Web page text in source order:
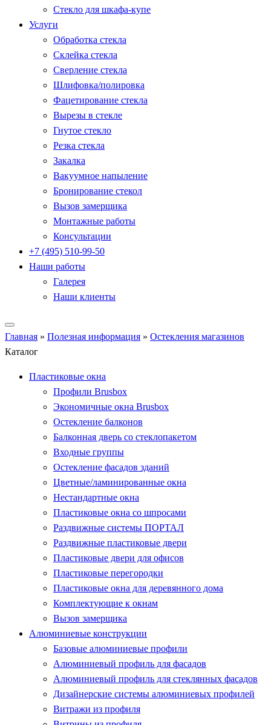
Стекло для шкафа-купе
Услуги
Обработка стекла
Склейка стекла
Сверление стекла
Шлифовка/полировка
Фацетирование стекла
Вырезы в стекле
Гнутое стекло
Резка стекла
Закалка
Вакуумное напыление
Бронирование стекол
Вызов замерщика
Монтажные работы
Консультации
+7 (495) 510-99-50
Наши работы
Галерея
Наши клиенты
Главная » Полезная информация » Остекления магазинов
Каталог
Пластиковые окна
Профили Brusbox
Экономичные окна Brusbox
Остекление балконов
Балконная дверь со стеклопакетом
Входные группы
Остекление фасадов зданий
Цветные/ламинированные окна
Нестандартные окна
Пластиковые окна со шпросами
Раздвижные системы ПОРТАЛ
Раздвижные пластиковые двери
Пластиковые двери для офисов
Пластиковые перегородки
Пластиковые окна для деревянного дома
Комплектующие к окнам
Вызов замерщика
Алюминиевые конструкции
Базовые алюминиевые профили
Алюминиевый профиль для фасадов
Алюминиевый профиль для стеклянных фасадов
Дизайнерские системы алюминиевых профилей
Витражи из профиля